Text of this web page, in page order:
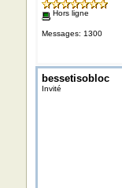
Hors ligne
Messages: 1300
bessetisobloc
Invité